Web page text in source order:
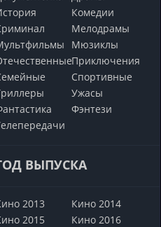
Комедии
Мелодрамы
Мюзиклы
Приключения
Cпортивные
Ужасы
Фэнтези
ВЫПУСКА
2013
Кино 2014
2015
Кино 2016